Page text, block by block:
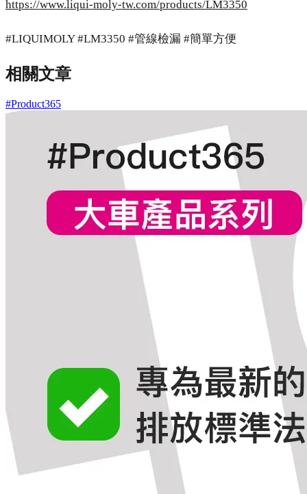
https://www.liqui-moly-tw.com/products/LM3350
#LIQUIMOLY #LM3350 #管線檢漏 #簡單方便
相關文章
#Product365